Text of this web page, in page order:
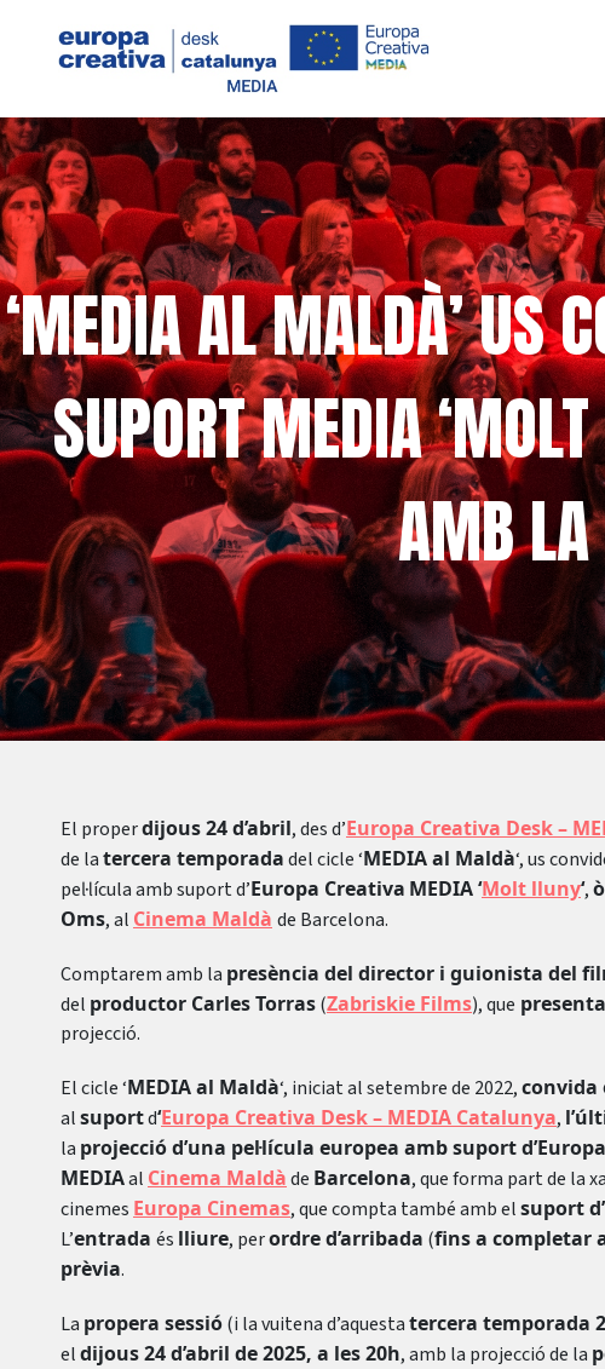
‘MEDIA AL MALDÀ’ US
SUPORT MEDIA
AMB LA
El properdijous 24 d’abril, des d’Europa Creativa Desk –
de latercera temporadadel cicle ‘MEDIA al Maldà‘, us
pel·lícula amb suport d’Europa Creativa MEDIA ‘Molt lluny‘,
Oms, al Cinema Maldà de Barcelona.
Comptarem amb la presència del director i guionista del
del productor Carles Torras(Zabriskie Films), que
projecció.
El cicle ‘MEDIA al Maldà‘, iniciat al setembre de 2022,convida
alsuportd‘Europa Creativa Desk – MEDIA Catalunya,
la projecció d’una pel·lícula europea amb suport
MEDIAal Cinema Maldàde Barcelona, que forma part de la
cinemes Europa Cinemas, que compta també amb elsuport
L’entrada és lliure, perordre d’arribada (fins a completar
prèvia.
La propera sessió(i la vuitena d’aquestatercera temporada
eldijous 24 d’abril de 2025, a les 20h, amb la projecció de la